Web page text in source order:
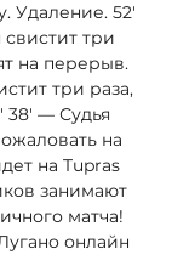
Удаление. 52'
три
на перерыв.
три раза,
38' — Судья
на
на Tupras
занимают
матча!
онлайн